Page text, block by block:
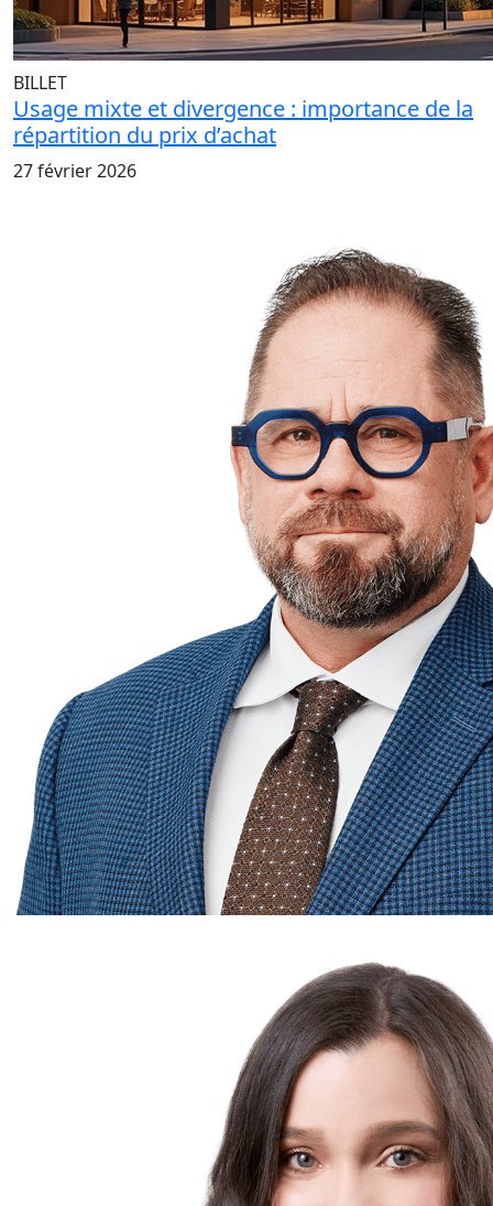
BILLET
Usage mixte et divergence : importance de la
répartition du prix d’achat
27 février 2026